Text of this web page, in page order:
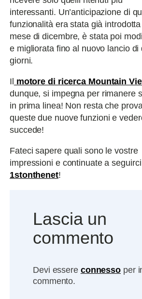
interessanti. Un’anticipazione di
funzionalità era stata già introdotta
mese di dicembre, è stata poi
e migliorata fino al nuovo lancio di
giorni.
Il motore di ricerca Mountain
dunque, si impegna per rimanere
in prima linea! Non resta che
queste due nuove funzioni e
succede!
Fateci sapere quali sono le vostre
impressioni e continuate a
1stonthenet!
Lascia un
commento
Devi essere connesso per
commento.